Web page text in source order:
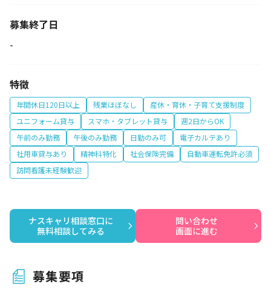
募集終了日
-
特徴
年間休日120日以上 残業ほぼなし
産休・育休・子育て支援制度
ユニフォーム貸与
スマホ・タブレット貸与
週2日からOK
午前のみ勤務
午後のみ勤務 日勤のみ可
電子カルテあり
社用車貸与あり
精神科特化 社会保険完備
自動車運転免許必須
訪問看護未経験歓迎
ナスキャリ相談窓口に
無料相談してみる
問い合わせ
画面に進む
募集要項